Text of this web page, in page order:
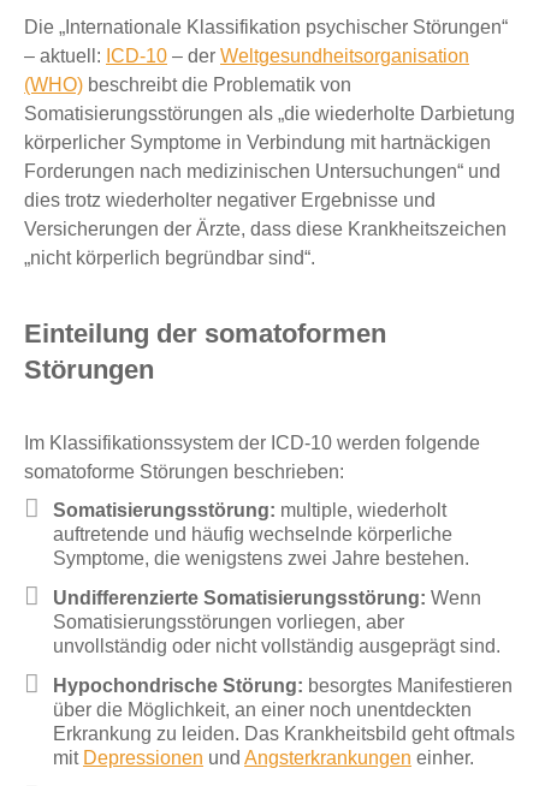
Die „Internationale Klassifikation psychischer Störungen“
– aktuell: ICD-10 – der Weltgesundheitsorganisation
(WHO) beschreibt die Problematik von
Somatisierungsstörungen als „die wiederholte Darbietung
körperlicher Symptome in Verbindung mit hartnäckigen
Forderungen nach medizinischen Untersuchungen“ und
dies trotz wiederholter negativer Ergebnisse und
Versicherungen der Ärzte, dass diese Krankheitszeichen
„nicht körperlich begründbar sind“.
Einteilung der somatoformen
Störungen
Im Klassifikationssystem der ICD-10 werden folgende
somatoforme Störungen beschrieben:
Somatisierungsstörung: multiple, wiederholt
auftretende und häufig wechselnde körperliche
Symptome, die wenigstens zwei Jahre bestehen.
Undifferenzierte Somatisierungsstörung: Wenn
Somatisierungsstörungen vorliegen, aber
unvollständig oder nicht vollständig ausgeprägt sind.
Hypochondrische Störung: besorgtes Manifestieren
über die Möglichkeit, an einer noch unentdeckten
Erkrankung zu leiden. Das Krankheitsbild geht oftmals
mit Depressionen und Angsterkrankungen einher.